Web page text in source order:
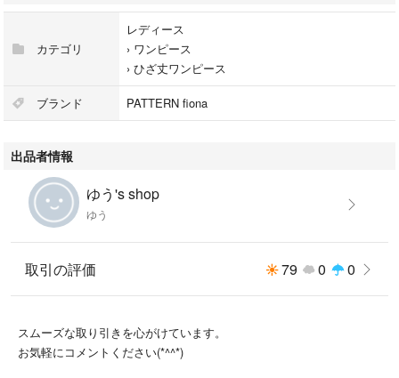
カテゴリ
レディース
› ワンピース
› ひざ丈ワンピース
ブランド PATTERN fiona
出品者情報
ゆう's shop
ゆう
取引の評価 79 0 0
スムーズな取り引きを心がけています。
お気軽にコメントください(*^^*)